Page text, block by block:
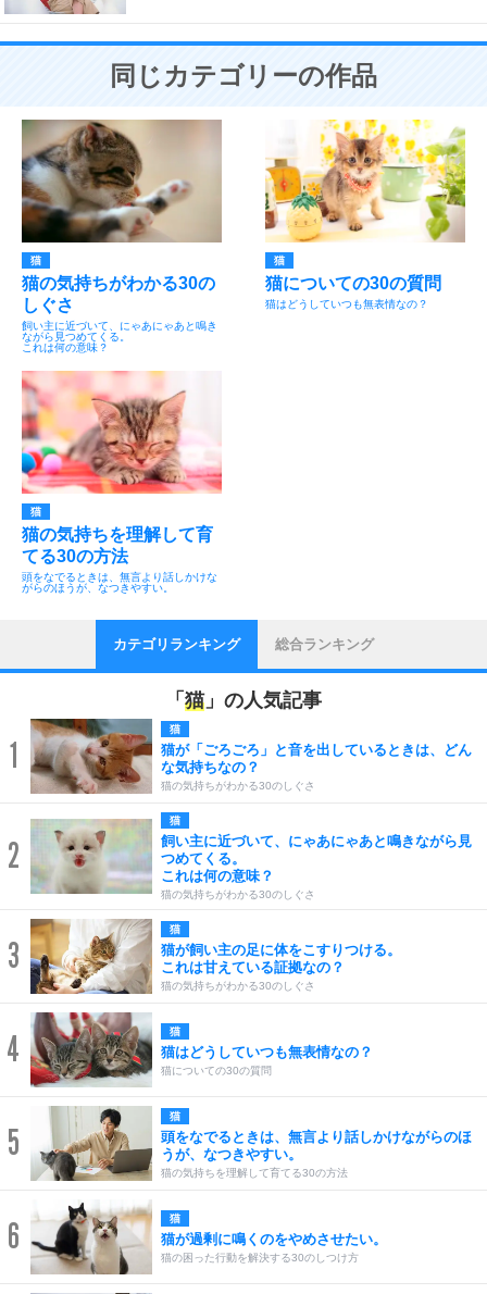
同じカテゴリーの作品
猫
猫の気持ちがわかる30の
しぐさ
飼い主に近づいて、にゃあにゃあと鳴き
ながら見つめてくる。
これは何の意味？
猫
猫についての30の質問
猫はどうしていつも無表情なの？
猫
猫の気持ちを理解して育
てる30の方法
頭をなでるときは、無言より話しかけな
がらのほうが、なつきやすい。
カテゴリランキング 総合ランキング
「 猫」の人気記事
1
猫
猫が「ごろごろ」と音を出しているときは、どん
な気持ちなの？
猫の気持ちがわかる30のしぐさ
2
猫
飼い主に近づいて、にゃあにゃあと鳴きながら見
つめてくる。
これは何の意味？
猫の気持ちがわかる30のしぐさ
3
猫
猫が飼い主の足に体をこすりつける。
これは甘えている証拠なの？
猫の気持ちがわかる30のしぐさ
4 猫
猫はどうしていつも無表情なの？
猫についての30の質問
5
猫
頭をなでるときは、無言より話しかけながらのほ
うが、なつきやすい。
猫の気持ちを理解して育てる30の方法
6 猫
猫が過剰に鳴くのをやめさせたい。
猫の困った行動を解決する30のしつけ方